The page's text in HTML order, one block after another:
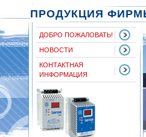
ПРОДУКЦИЯ
ДОБРО ПОЖАЛОВАТЬ!
НОВОСТИ
КОНТАКТНАЯ
ИНФОРМАЦИЯ